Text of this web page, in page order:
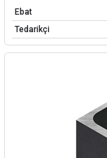
Ebat
Tedarikçi